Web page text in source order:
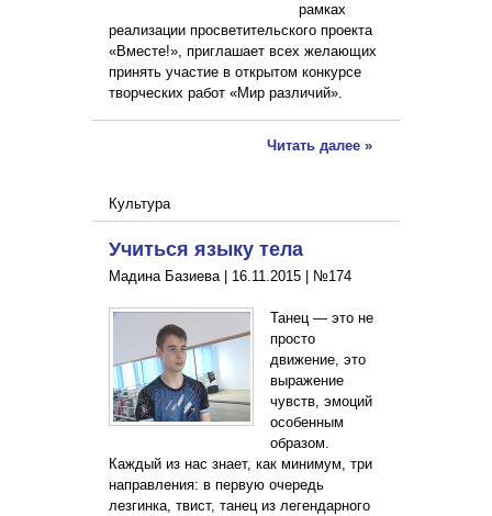
рамках
реализации просветительского проекта
«Вместе!», приглашает всех желающих
принять участие в открытом конкурсе
творческих работ «Мир различий».
Читать далее »
Культура
Учиться языку тела
Мадина Базиева | 16.11.2015 №174
Танец — это не
просто
движение, это
выражение
чувств, эмоций
особенным
образом.
Каждый из нас знает, как минимум, три
направления: в первую очередь
лезгинка, твист, танец из легендарного